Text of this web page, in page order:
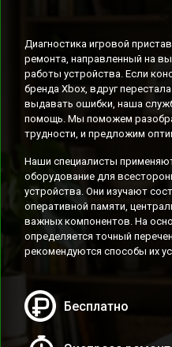
Диагностика игровой
ремонта, направленный на
работы устройства. Если
бренда Xbox, вдруг
выдавать ошибки, наша
помощь. Мы поможем
трудности, и предложим
Наши специалисты
оборудование для
устройства. Они изучают
оперативной памяти,
важных компонентов. На
определяется точный
рекомендуются способы их
Бесплатно